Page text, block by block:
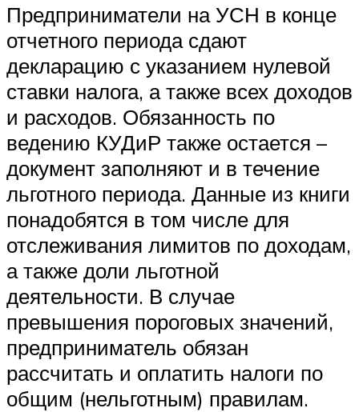
Предприниматели на УСН в конце
отчетного периода сдают
декларацию с указанием нулевой
ставки налога, а также всех доходов
и расходов. Обязанность по
ведению КУДиР также остается –
документ заполняют и в течение
льготного периода. Данные из книги
понадобятся в том числе для
отслеживания лимитов по доходам,
а также доли льготной
деятельности. В случае
превышения пороговых значений,
предприниматель обязан
рассчитать и оплатить налоги по
общим (нельготным) правилам.